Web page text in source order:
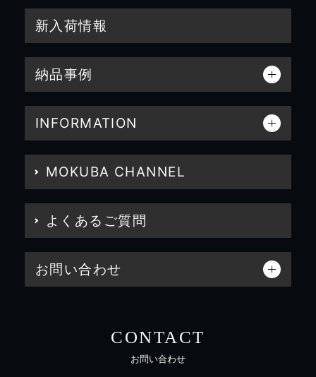
新入荷情報
納品事例
INFORMATION
MOKUBA CHANNEL
よくあるご質問
お問い合わせ
CONTACT
お問い合わせ